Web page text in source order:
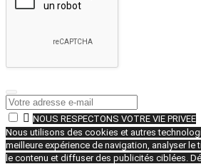
 NOUS RESPECTONS VOTRE VIE PRIVEE
Nous utilisons des cookies et autres
meilleure expérience de navigation, analyser le
le contenu et diffuser des publicités ciblées.